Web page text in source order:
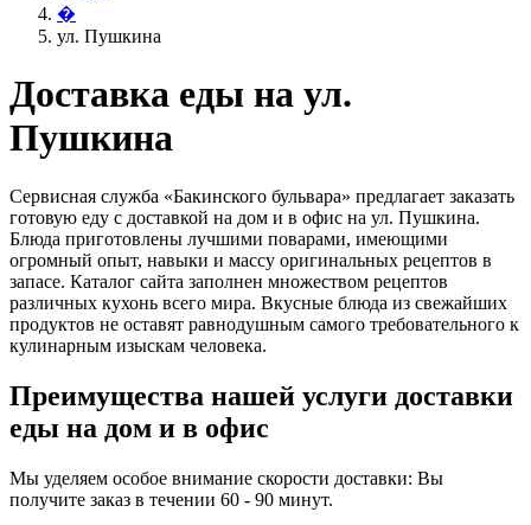
�
ул. Пушкина
Доставка еды на ул.
Пушкина
Сервисная служба «Бакинского бульвара» предлагает заказать
готовую еду с доставкой на дом и в офис на ул. Пушкина.
Блюда приготовлены лучшими поварами, имеющими
огромный опыт, навыки и массу оригинальных рецептов в
запасе. Каталог сайта заполнен множеством рецептов
различных кухонь всего мира. Вкусные блюда из свежайших
продуктов не оставят равнодушным самого требовательного к
кулинарным изыскам человека.
Преимущества нашей услуги доставки
еды на дом и в офис
Мы уделяем особое внимание скорости доставки: Вы
получите заказ в течении 60 - 90 минут.